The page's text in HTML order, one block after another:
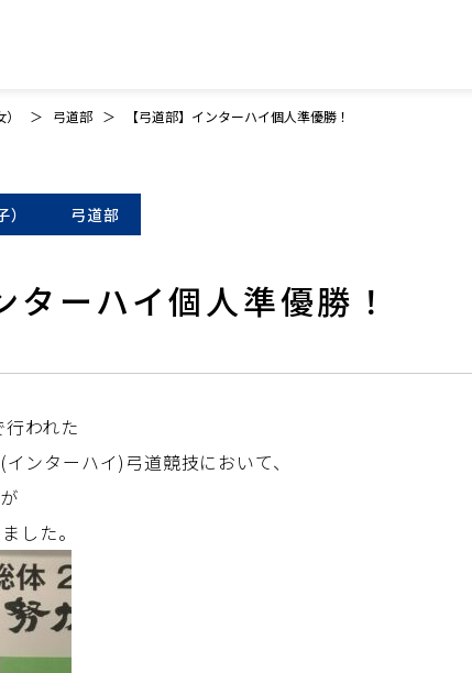
弓道部 【弓道部】インターハイ個人準優勝！
弓道部
ターハイ個人準優勝！
われた
ンターハイ)弓道競技において、
した。